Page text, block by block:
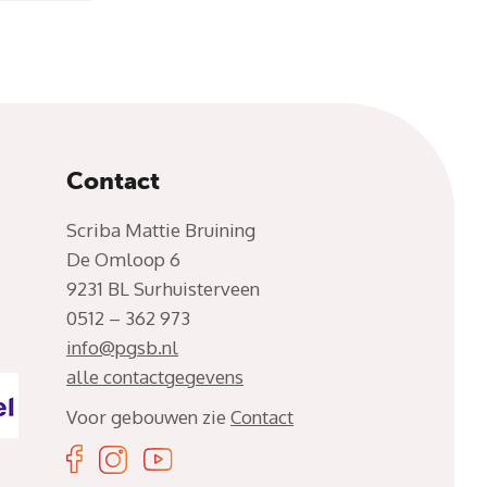
Contact
Scriba Mattie Bruining
De Omloop 6
9231 BL Surhuisterveen
0512 – 362 973
info@pgsb.nl
alle contactgegevens
Voor gebouwen zie Contact